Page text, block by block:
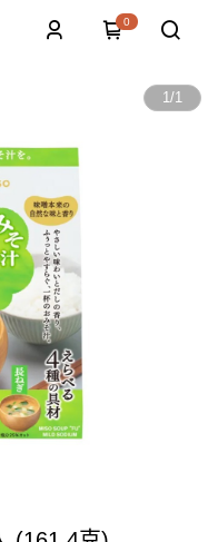
0
1/1